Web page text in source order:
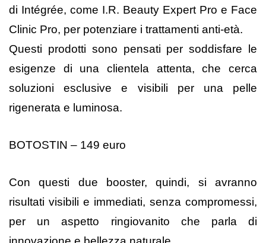
di Intégrée, come I.R. Beauty Expert Pro e Face
Clinic Pro, per potenziare i trattamenti anti-età.
Questi prodotti sono pensati per soddisfare le
esigenze di una clientela attenta, che cerca
soluzioni esclusive e visibili per una pelle
rigenerata e luminosa.
BOTOSTIN – 149 euro
Con questi due booster, quindi, si avranno
risultati visibili e immediati, senza compromessi,
per un aspetto ringiovanito che parla di